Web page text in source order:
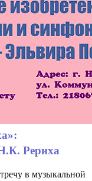
Рериха
в музыкальной